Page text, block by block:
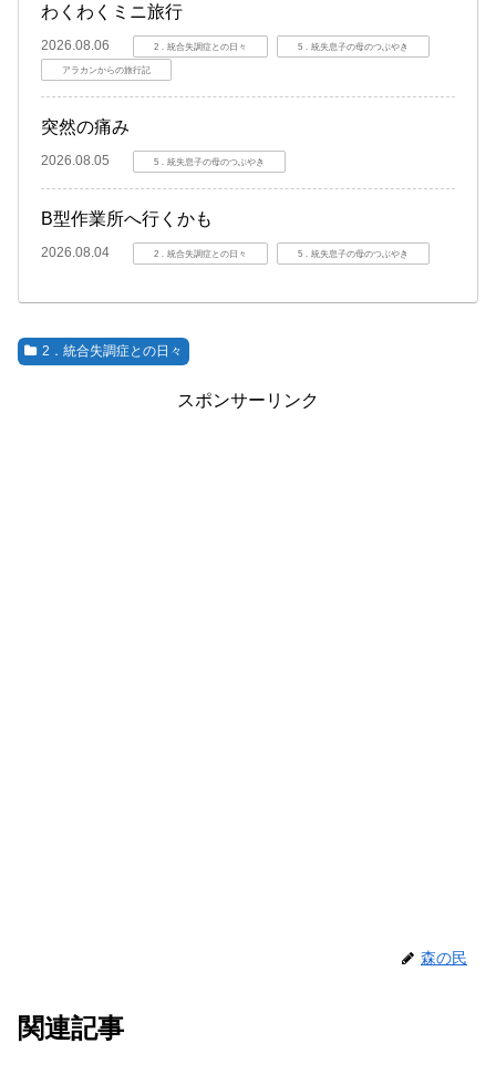
わくわくミニ旅行
2026.08.06 2．統合失調症との日々 5．統失息子の母のつぶやき
アラカンからの旅行記
突然の痛み
2026.08.05 5．統失息子の母のつぶやき
B型作業所へ行くかも
2026.08.04 2．統合失調症との日々 5．統失息子の母のつぶやき
2．統合失調症との日々
スポンサーリンク
森の民
関連記事